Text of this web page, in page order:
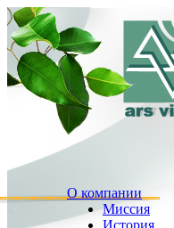
О компании
Миссия
История